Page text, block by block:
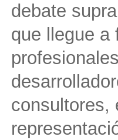
debate
que llegue a
consultores,